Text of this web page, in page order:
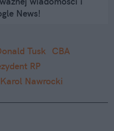
News!
Tusk CBA
RP
Karol Nawrocki